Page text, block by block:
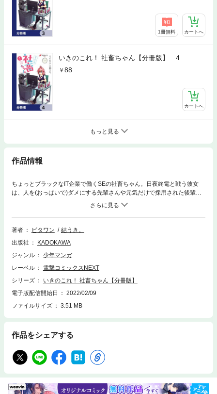
1冊無料 カートへ
いきのこれ！ 社畜ちゃん【分冊版】 4
88
カートへ
もっと見る
作品情報
ちょっとブラックなIT企業で働くSEの社畜ちゃん。日夜終電と戦う彼女
は、人を(おっぱいで)ダメにする先輩さんや元気だけで採用された後輩ち
ゃんと共に働いている！ 日本ではごく普通のサラリーマンコミック！
著者 ビタワン
結うき。
出版社
KADOKAWA
ジャンル
少年マンガ
レーベル
電撃コミックスNEXT
シリーズ
いきのこれ！ 社畜ちゃん【分冊版】
電子版配信開始日
2022/02/09
ファイルサイズ
3.51 MB
作品をシェアする